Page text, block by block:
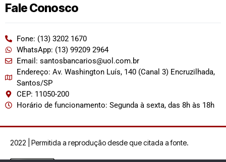
Fale Conosco
Fone: (13) 3202 1670
WhatsApp: (13) 99209 2964
Email: santosbancarios@uol.com.br
Endereço: Av. Washington Luís, 140 (Canal 3) Encruzilhada,
Santos/SP
CEP: 11050-200
Horário de funcionamento: Segunda à sexta, das 8h às 18h
2022 | Permitida a reprodução desde que citada a fonte.